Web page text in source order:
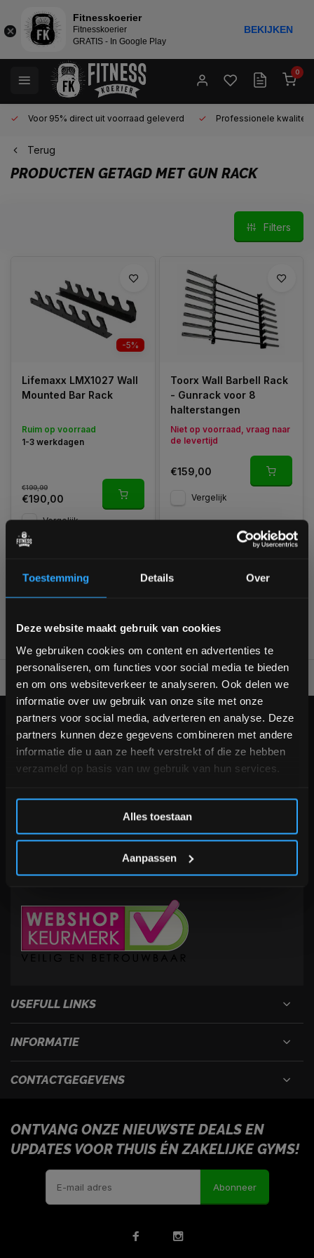
Toestemming Details Over
Deze website maakt gebruik van cookies
We gebruiken cookies om content en advertenties te
personaliseren, om functies voor social media te bieden
en om ons websiteverkeer te analyseren. Ook delen we
informatie over uw gebruik van onze site met onze
partners voor social media, adverteren en analyse. Deze
partners kunnen deze gegevens combineren met andere
informatie die u aan ze heeft verstrekt of die ze hebben
verzameld op basis van uw gebruik van hun services.
Alles toestaan
Aanpassen
0
Voor 95% direct uit voorraad geleverd Professionele kwaliteit
Terug
PRODUCTEN GETAGD MET GUN RACK
Filters
-5%
Lifemaxx LMX1027 Wall
Mounted Bar Rack
Ruim op voorraad
1-3 werkdagen
€199,99
€190,00
Vergelijk
Toorx Wall Barbell Rack
- Gunrack voor 8
halterstangen
Niet op voorraad, vraag naar
de levertijd
€159,00
Vergelijk
1
Voor 95% direct uit voorraad geleverd Professionele
KLANTENSERVICE now opened
Veelgestelde vragen
+31 (0)24 645 1309
USEFULL LINKS
INFORMATIE
CONTACTGEGEVENS
ONTVANG ONZE NIEUWSTE DEALS EN
UPDATES VOOR THUIS ÉN ZAKELIJKE GYMS!
Abonneer
Bam! 5% korting op je volgende
Schrijf je in voor onze nieuwsbrief om op de hoogte te
blijven over onze nieuwe producten, deals en meer
interessante info. Ontvang 5% korting op je eerstvolgende
aankoop! 😀
Inschrijven
*Verzendkosten vallen buiten de korting
Fitnesskoerier
Fitnesskoerier
GRATIS - In Google Play
BEKIJKEN